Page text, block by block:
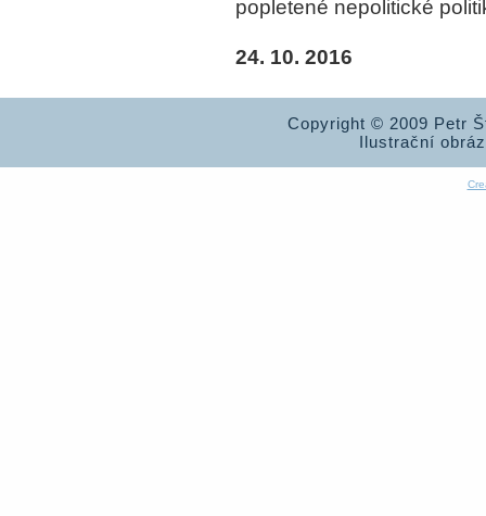
popletené nepolitické
24. 10. 2016
Copyright © 2009 Petr
Ilustrační